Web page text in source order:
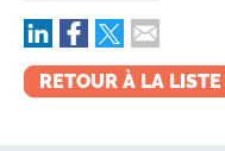
RETOUR À LA LISTE